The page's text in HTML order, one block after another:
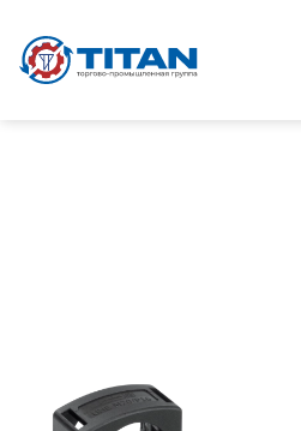
Перейти к основному